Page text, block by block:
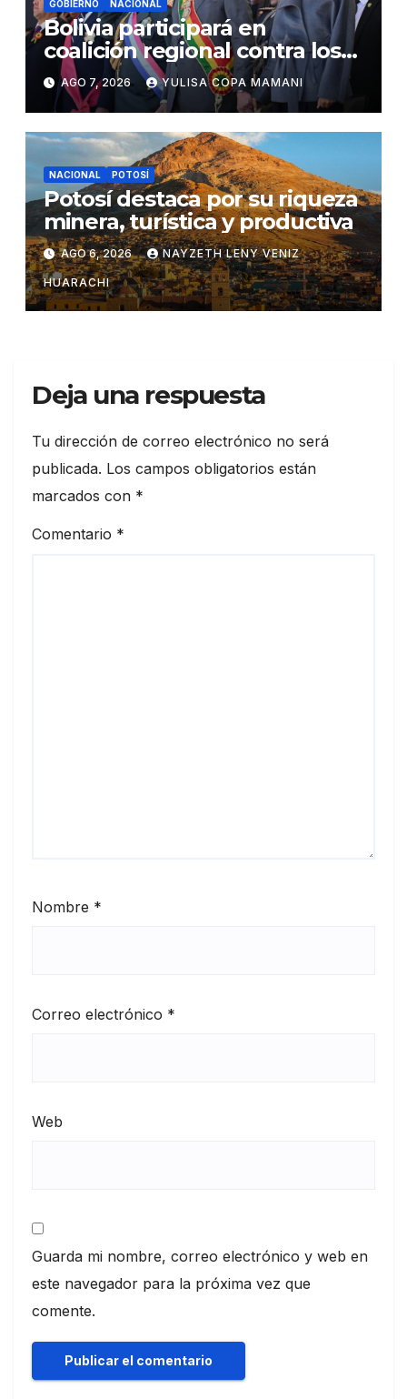
GOBIERNO NACIONAL
Bolivia participará en
coalición regional contra los
cárteles del narcotráfico
AGO 7, 2026 YULISA COPA MAMANI
NACIONAL POTOSÍ
Potosí destaca por su riqueza
minera, turística y productiva
AGO 6, 2026 NAYZETH LENY VENIZ
HUARACHI
Deja una respuesta
Tu dirección de correo electrónico no será
publicada. Los campos obligatorios están
marcados con *
Comentario *
Nombre *
Correo electrónico *
Web
Guarda mi nombre, correo electrónico y web en
este navegador para la próxima vez que
comente.